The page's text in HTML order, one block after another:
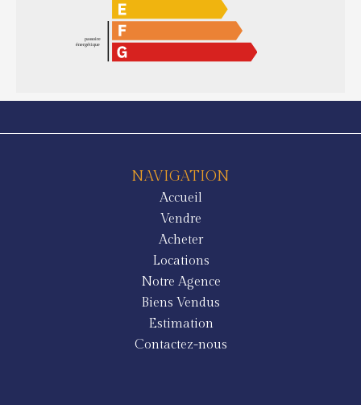
NAVIGATION
Accueil
Vendre
Acheter
Locations
Notre Agence
Biens Vendus
Estimation
Contactez-nous